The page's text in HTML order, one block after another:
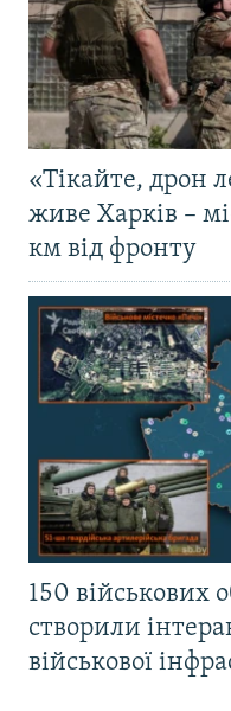
«Тікайте, дрон
живе Харків –
км від фронту
150 військових
створили
військової